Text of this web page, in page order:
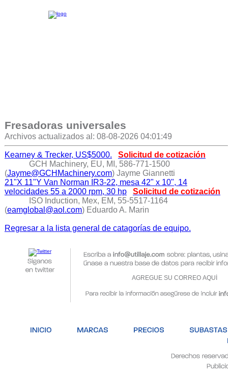
Fresadoras universales
Archivos actualizados al: 08-08-2026 04:01:49
Kearney & Trecker, US$5000.
Solicitud de cotización
GCH Machinery, EU, MI, 586-771-1500
(Jayme@GCHMachinery.com) Jayme Giannetti
21"X 11"Y Van Norman IR3-22, mesa 42" x 10", 14
velocidades 55 a 2000 rpm, 30 hp
Solicitud de cotización
ISO Induction, Mex, EM, 55-5517-1164
(eamglobal@aol.com) Eduardo A. Marin
Regresar a la lista general de catagorías de equipo.